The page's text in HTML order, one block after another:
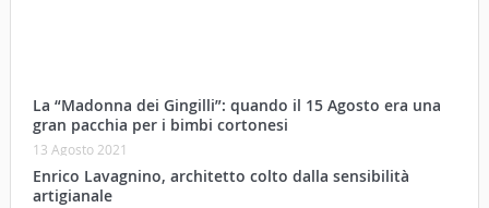
La “Madonna dei Gingilli”: quando il 15 Agosto era una
gran pacchia per i bimbi cortonesi
13 Agosto 2021
Enrico Lavagnino, architetto colto dalla sensibilità
artigianale